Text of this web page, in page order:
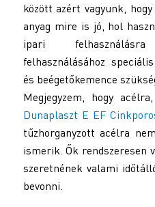
között azért vagyunk,
anyag mire is jó, hol
ipari
felhasználásához
és beégetőkemence
Megjegyzem, hogy
Dunaplaszt E EF
tűzhorganyzott acélra
ismerik. Ők rendszeresen
szeretnének valami
bevonni.